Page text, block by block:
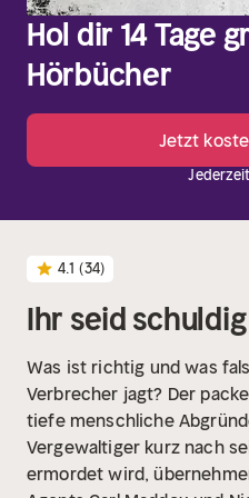
Hol dir 14 Tage
Hörbücher
Jetzt
4.1 (34)
Ihr seid schuldig
Was ist richtig und was
Verbrecher jagt? Der
tiefe menschliche
Vergewaltiger kurz nach
ermordet wird,